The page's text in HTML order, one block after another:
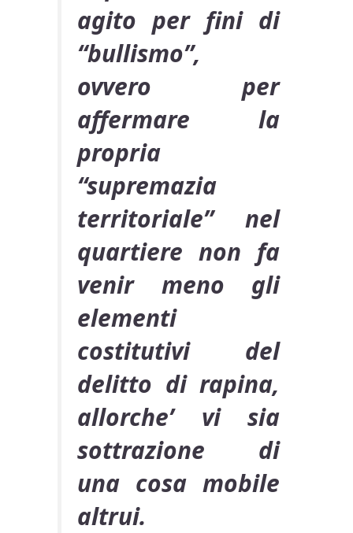
agito per fini di
“bullismo”,
ovvero per
affermare la
propria
“supremazia
territoriale” nel
quartiere non fa
venir meno gli
elementi
costitutivi del
delitto di rapina,
allorche’ vi sia
sottrazione di
una cosa mobile
altrui.